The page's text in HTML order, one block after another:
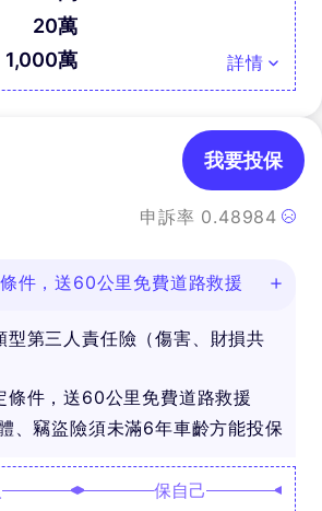
20萬
1,000萬 詳情
申訴率 0.48984
我要投保
件，送60公里免費道路救援
型第三人責任險（傷害、財損共
條件，送60公里免費道路救援
體、竊盜險須未滿6年車齡方能投保
保自己